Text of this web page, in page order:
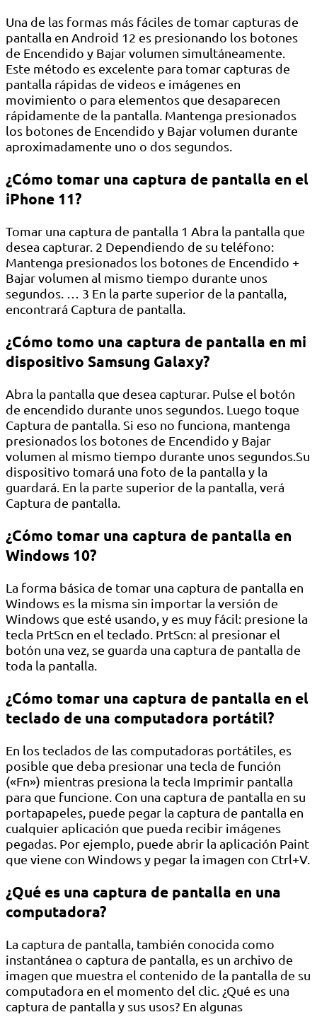
Una de las formas más fáciles de tomar capturas de
pantalla en Android 12 es presionando los botones
de Encendido y Bajar volumen simultáneamente.
Este método es excelente para tomar capturas de
pantalla rápidas de videos e imágenes en
movimiento o para elementos que desaparecen
rápidamente de la pantalla. Mantenga presionados
los botones de Encendido y Bajar volumen durante
aproximadamente uno o dos segundos.
¿Cómo tomar una captura de pantalla en el
iPhone 11?
Tomar una captura de pantalla 1 Abra la pantalla que
desea capturar. 2 Dependiendo de su teléfono:
Mantenga presionados los botones de Encendido +
Bajar volumen al mismo tiempo durante unos
segundos. … 3 En la parte superior de la pantalla,
encontrará Captura de pantalla.
¿Cómo tomo una captura de pantalla en mi
dispositivo Samsung Galaxy?
Abra la pantalla que desea capturar. Pulse el botón
de encendido durante unos segundos. Luego toque
Captura de pantalla. Si eso no funciona, mantenga
presionados los botones de Encendido y Bajar
volumen al mismo tiempo durante unos segundos.Su
dispositivo tomará una foto de la pantalla y la
guardará. En la parte superior de la pantalla, verá
Captura de pantalla.
¿Cómo tomar una captura de pantalla en
Windows 10?
La forma básica de tomar una captura de pantalla en
Windows es la misma sin importar la versión de
Windows que esté usando, y es muy fácil: presione la
tecla PrtScn en el teclado. PrtScn: al presionar el
botón una vez, se guarda una captura de pantalla de
toda la pantalla.
¿Cómo tomar una captura de pantalla en el
teclado de una computadora portátil?
En los teclados de las computadoras portátiles, es
posible que deba presionar una tecla de función
(«Fn») mientras presiona la tecla Imprimir pantalla
para que funcione. Con una captura de pantalla en su
portapapeles, puede pegar la captura de pantalla en
cualquier aplicación que pueda recibir imágenes
pegadas. Por ejemplo, puede abrir la aplicación Paint
que viene con Windows y pegar la imagen con Ctrl+V.
¿Qué es una captura de pantalla en una
computadora?
La captura de pantalla, también conocida como
instantánea o captura de pantalla, es un archivo de
imagen que muestra el contenido de la pantalla de su
computadora en el momento del clic. ¿Qué es una
captura de pantalla y sus usos? En algunas